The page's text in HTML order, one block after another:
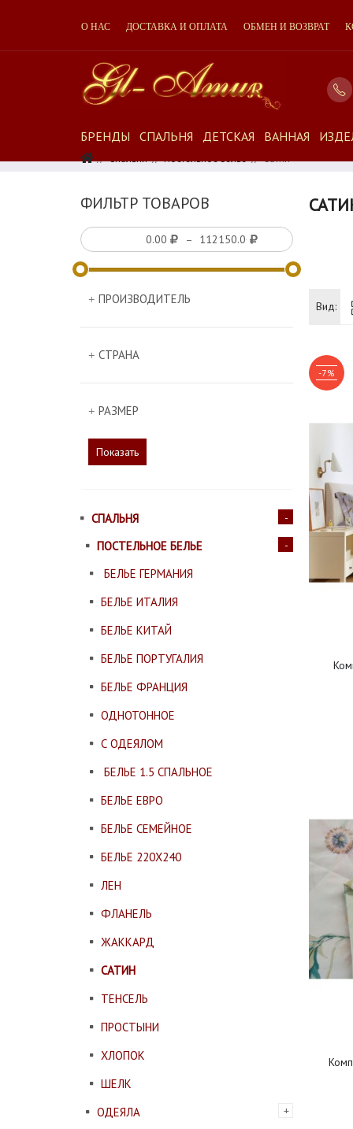
О НАС ДОСТАВКА И ОПЛАТА ОБМЕН И ВОЗВРАТ
БРЕНДЫ СПАЛЬНЯ ДЕТСКАЯ ВАННАЯ
Спальня Постельное Белье Сатин
ФИЛЬТР ТОВАРОВ
–
ПРОИЗВОДИТЕЛЬ
СТРАНА
РАЗМЕР
Показать
СПАЛЬНЯ
ПОСТЕЛЬНОЕ БЕЛЬЕ
БЕЛЬЕ ГЕРМАНИЯ
БЕЛЬЕ ИТАЛИЯ
БЕЛЬЕ КИТАЙ
БЕЛЬЕ ПОРТУГАЛИЯ
БЕЛЬЕ ФРАНЦИЯ
ОДНОТОННОЕ
С ОДЕЯЛОМ
БЕЛЬЕ 1.5 СПАЛЬНОЕ
БЕЛЬЕ ЕВРО
БЕЛЬЕ СЕМЕЙНОЕ
БЕЛЬЕ 220Х240
ЛЕН
ФЛАНЕЛЬ
ЖАККАРД
САТИН
ТЕНСЕЛЬ
ПРОСТЫНИ
ХЛОПОК
ШЕЛК
ОДЕЯЛА
Вид:
-7%